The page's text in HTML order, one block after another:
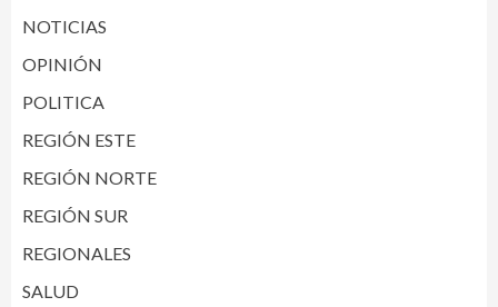
NOTICIAS
OPINIÓN
POLITICA
REGIÓN ESTE
REGIÓN NORTE
REGIÓN SUR
REGIONALES
SALUD